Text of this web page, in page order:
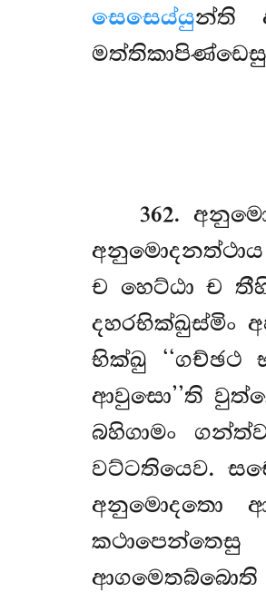
සෙසෙය්යුන්ති
362.
ච හෙට්ඨා ච
දහරභික්ඛුස්මිං
භික්ඛු ‘‘ගච්ඡථ
ආවුසො’’ති
බහිගාමං
වට්ටතියෙව.
අනුමොදතො
ආගමෙතබ්බොති